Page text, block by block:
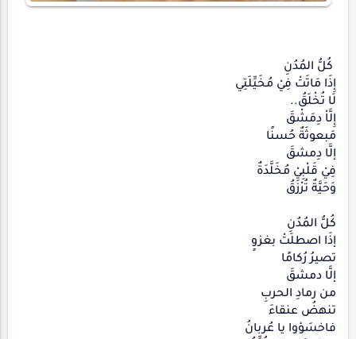
كُلُّ المُدُنِ
إِذَا مَاتَتْ فِيْ مُخَيِّلَتِي
لَا تُخْلَقُ..
إِلَّاْ دِمَشْقَ
مَبعوثَةٌ حُسنًا
إلَّا دِمشقَ
فِيْ قَلْبِيْ مُخَلَّدَةٌ
وَحَيَّةٌ تُرْزَقُ
كُلُّ المُدُنِ
إذَا اصطلَتْ بغزوٍ
تصيرُ رُكامًا
إلَّا دمشقَ
من رمادِ الحربِ
تنهضُ عنقاءَ
فاخسَؤوا يا عُربانُ